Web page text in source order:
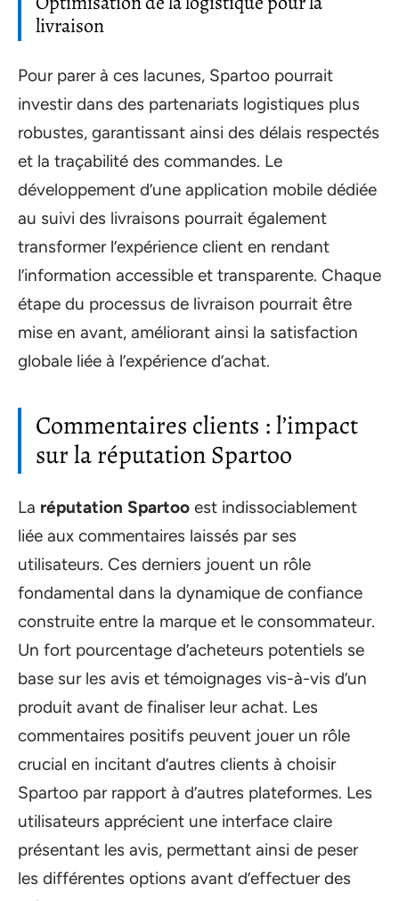
livraison
Pour parer à ces lacunes, Spartoo pourrait
investir dans des partenariats logistiques plus
robustes, garantissant ainsi des délais respectés
et la traçabilité des commandes. Le
développement d’une application mobile dédiée
au suivi des livraisons pourrait également
transformer l’expérience client en rendant
l’information accessible et transparente. Chaque
étape du processus de livraison pourrait être
mise en avant, améliorant ainsi la satisfaction
globale liée à l’expérience d’achat.
Commentaires clients : l’impact
sur la réputation Spartoo
La réputation Spartoo est indissociablement
liée aux commentaires laissés par ses
utilisateurs. Ces derniers jouent un rôle
fondamental dans la dynamique de confiance
construite entre la marque et le consommateur.
Un fort pourcentage d’acheteurs potentiels se
base sur les avis et témoignages vis-à-vis d’un
produit avant de finaliser leur achat. Les
commentaires positifs peuvent jouer un rôle
crucial en incitant d’autres clients à choisir
Spartoo par rapport à d’autres plateformes. Les
utilisateurs apprécient une interface claire
présentant les avis, permettant ainsi de peser
les différentes options avant d’effectuer des